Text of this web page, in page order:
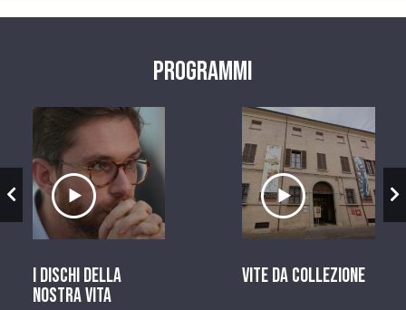
Programmi
Ascolta il servizio
I dischi della
nostra vita
Ascolta il
Vite da Collezione